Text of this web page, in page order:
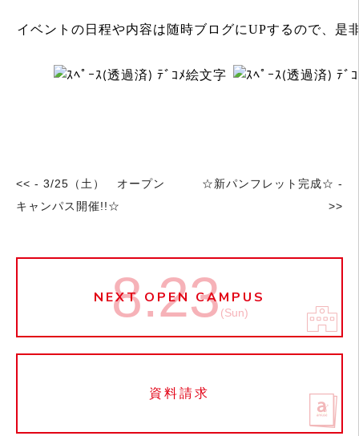
イベントの日程や内容は随時ブログにUPするので、是
<< - 3/25（土） オープン
キャンパス開催!!☆
☆新パンフレット完成☆ -
>>
NEXT OPEN CAMPUS
8.23(Sun)
資料請求